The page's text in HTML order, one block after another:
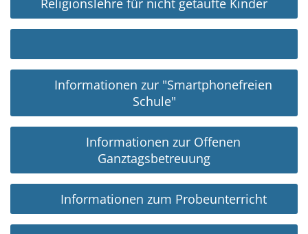
Religionslehre für nicht getaufte Kinder
Informationen zur "Smartphonefreien
Schule"
Informationen zur Offenen
Ganztagsbetreuung
Informationen zum Probeunterricht